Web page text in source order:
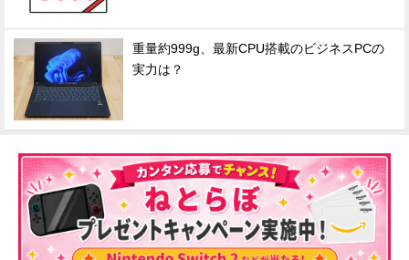
重量約999g、最新CPU搭載のビジネスPCの
実力は？